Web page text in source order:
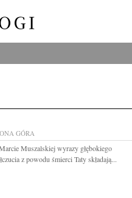
GÓRA
Muszalskiej wyrazy głębokiego
z powodu śmierci Taty składają...